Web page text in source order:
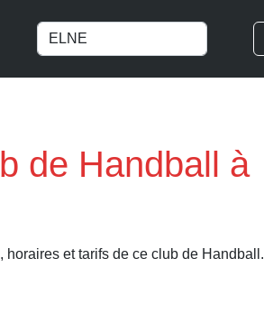
de Handball à
et tarifs de ce club de Handball.